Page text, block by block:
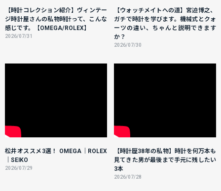
【時計コレクション紹介】ヴィンテー
ジ時計屋さんの私物時計って、こんな
感じです。【OMEGA/ROLEX】
2026/07/31
【ウォッチメイトへの道】宮迫博之、
ガチで時計を学びます。機械式とクォ
ーツの違い、ちゃんと説明できます
か？
2026/07/30
松井オススメ3選！ OMEGA｜ROLEX
｜SEIKO
2026/07/29
【時計歴38年の私物】時計を何万本も
見てきた男が最後まで手元に残したい
3本
2026/07/28